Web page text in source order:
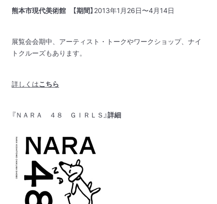
熊本市現代美術館 【期間】 2013年1月26日〜4月14日
展覧会会期中、アーティスト・トークやワークショップ、ナイ
トクルーズもあります。
詳しくはこちら
『ＮＡＲＡ ４８ ＧＩＲＬＳ』詳細